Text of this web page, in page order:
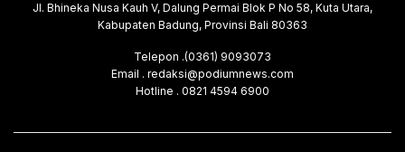
Jl. Bhineka Nusa Kauh V, Dalung Permai Blok P No 58, Kuta Utara,
Kabupaten Badung, Provinsi Bali 80363
Telepon .(0361) 9093073
Email . redaksi@podiumnews.com
Hotline . 0821 4594 6900